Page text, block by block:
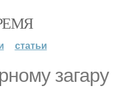
статьи
загару